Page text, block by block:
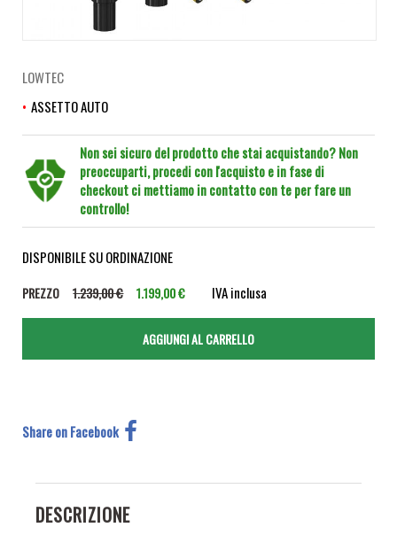
LOWTEC
ASSETTO AUTO
Non sei sicuro del prodotto che stai acquistando? Non
preoccuparti, procedi con l'acquisto e in fase di
checkout ci mettiamo in contatto con te per fare un
controllo!
DISPONIBILE SU ORDINAZIONE
PREZZO 1.239,00 € 1.199,00 € IVA inclusa
Share on Facebook
DESCRIZIONE